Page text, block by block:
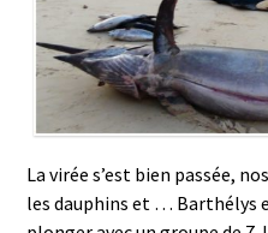
La virée s’est bien passée,
les dauphins et … Barthélys